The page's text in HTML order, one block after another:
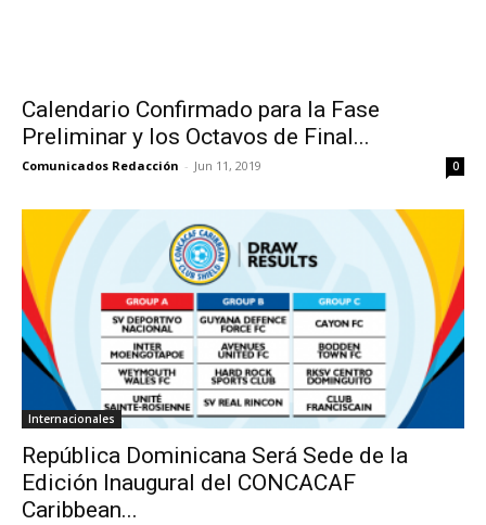
Calendario Confirmado para la Fase
Preliminar y los Octavos de Final...
Comunicados Redacción - Jun 11, 2019 0
Internacionales
República Dominicana Será Sede de la
Edición Inaugural del CONCACAF
Caribbean...